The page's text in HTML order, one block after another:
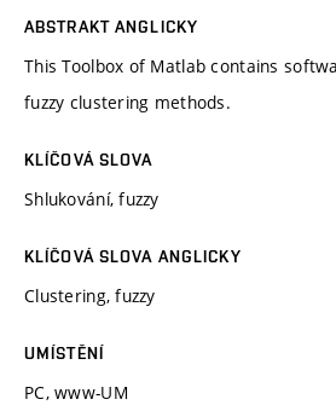
ABSTRAKT ANGLICKY
This Toolbox of Matlab contains
fuzzy clustering methods.
KLÍČOVÁ SLOVA
Shlukování, fuzzy
KLÍČOVÁ SLOVA ANGLICKY
Clustering, fuzzy
UMÍSTĚNÍ
PC, www-UM